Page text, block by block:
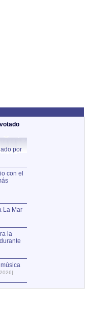
por
con el
La Mar
la